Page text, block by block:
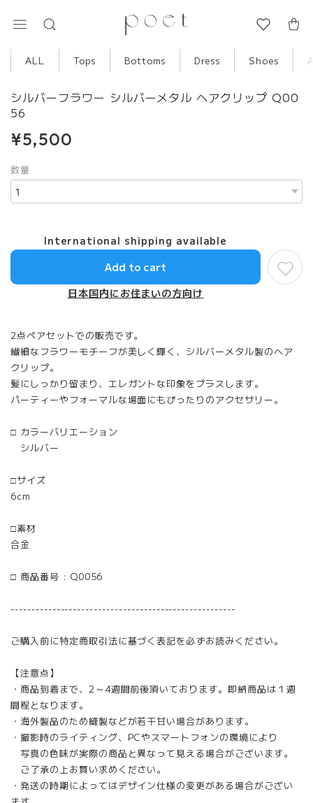
ALL Tops Bottoms Dress Shoes
シルバーフラワー シルバーメタル ヘアクリップ Q00
56
¥5,500
数量
International shipping available
Add to cart
日本国内にお住まいの方向け
2点ペアセットでの販売です。
繊細なフラワーモチーフが美しく輝く、シルバーメタル製のヘア
クリップ。
髪にしっかり留まり、エレガントな印象をプラスします。
パーティーやフォーマルな場面にもぴったりのアクセサリー。
□ カラーバリエーション
シルバー
□サイズ
6cm
□素材
合金
□ 商品番号 : Q0056
------------------------------------------------------
ご購入前に特定商取引法に基づく表記を必ずお読みください。
【注意点】
・商品到着まで、2～4週間前後頂いております。即納商品は１週
間程となります。
・海外製品のため縫製などが若干甘い場合があります。
・撮影時のライティング、PCやスマートフォンの環境により
写真の色味が実際の商品と異なって見える場合がございます。
ご了承の上お買い求めください。
・発送の時期によってはデザイン仕様の変更がある場合がござい